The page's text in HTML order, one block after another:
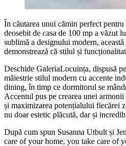
În căutarea unui cămin perfect
deosebit de casa de 100 mp a văzut
sublimă a designului modern,
demonstrează că stilul și
Deschide GaleriaLocuința, dispusă
măiestrie stilul modern cu accente
dining, în timp ce dormitorul se
Accentul pus pe crearea unei
și maximizarea potențialului fiecărei
nu doar estetic plăcută, dar și
După cum spun Susanna Utbult și
care of your home, you take care of